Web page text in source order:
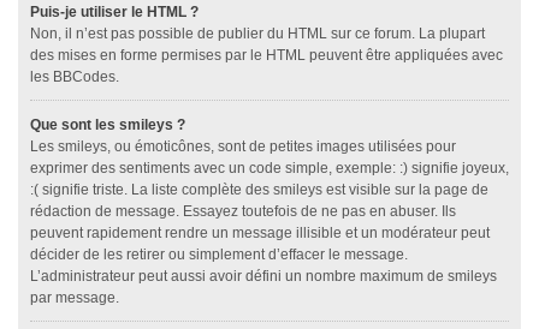
Puis-je utiliser le HTML ?
Non, il n’est pas possible de publier du HTML sur ce forum. La plupart
des mises en forme permises par le HTML peuvent être appliquées avec
les BBCodes.
Que sont les smileys ?
Les smileys, ou émoticônes, sont de petites images utilisées pour
exprimer des sentiments avec un code simple, exemple: :) signifie joyeux,
:( signifie triste. La liste complète des smileys est visible sur la page de
rédaction de message. Essayez toutefois de ne pas en abuser. Ils
peuvent rapidement rendre un message illisible et un modérateur peut
décider de les retirer ou simplement d’effacer le message.
L’administrateur peut aussi avoir défini un nombre maximum de smileys
par message.